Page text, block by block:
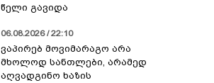
წელი გავიდა
06.08.2026 / 22:10
ვაპირებ მოვიმარაგო არა
მხოლოდ სანთლები, არამედ
აღვადგინო ხაზის